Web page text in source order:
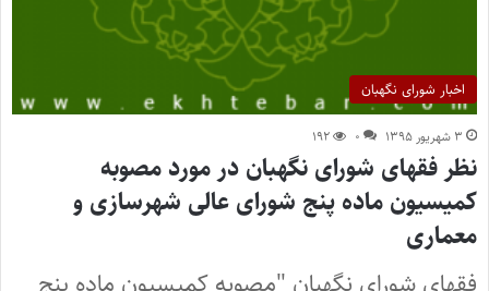
اخبار شورای نگهبان
۳ شهریور ۱۳۹۵ ۰ ۱۹۲
نظر فقهای شورای نگهبان در مورد مصوبه
کمیسیون ماده پنج شورای عالی شهرسازی و
معماری